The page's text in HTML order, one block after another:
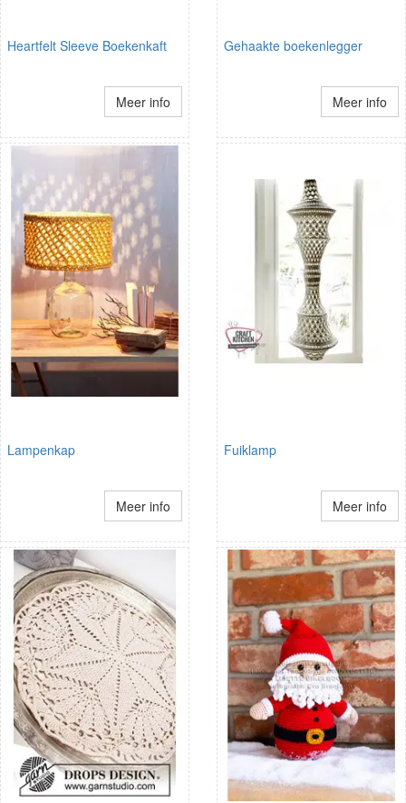
Heartfelt Sleeve Boekenkaft
Meer info
Gehaakte boekenlegger
Meer info
Lampenkap
Meer info
Fuiklamp
Meer info